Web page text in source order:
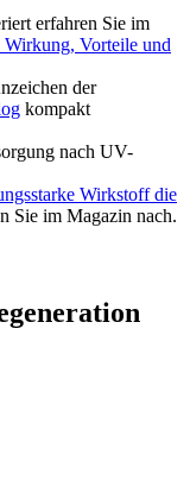
erfahren Sie im
Vorteile und
der
kompakt
nach UV-
Wirkstoff die
Sie im Magazin nach.